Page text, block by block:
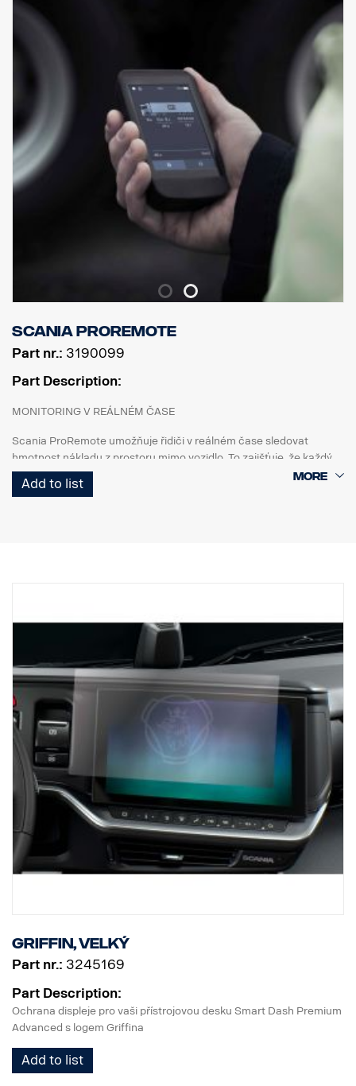
Scania ProRemote
Part nr.: 3190099
Part Description:
MONITORING V REÁLNÉM ČASE
Scania ProRemote umožňuje řidiči v reálném čase sledovat
hmotnost nákladu z prostoru mimo vozidlo. To zajišťuje, že každý
náklad bude dokonale vyvážen a odpovídat omezením hmotnosti a
odvětvovým předpisům.
generací nákladních vozidel NTG s elektrickým systémem
SESAMM7. Zkontrolujte prosím místní homologační předpisy
týkající se kybernetické bezpečnosti GSR, protože tento výrobek
není zahrnut ve schválení Scania VWTA kompletního vozidla.
AUTOMATICKÁ DETEKCE NÁPRAV:
Jednotka přijímače automaticky detekuje počet náprav přívěsu a
zajišťuje tak, že získáte informace potřebné pro bezpečnou a
efektivní nakládku.
POHODLÍ:
Magnetická nabíjecí základna Scania ProRemote a připojení USB-
C zajišťují, že je zařízení vždy připraveno k použití, což zkracuje
prostoje a udržuje vysokou provozuschopnost nákladního vozidla.
exkluzivní pro značku SCANIA, takže každá cesta je bezpečná a
jednoduchá.
Add to list
Griffin, velký
Part nr.: 3245169
Part Description:
Ochrana displeje pro vaši přístrojovou desku Smart Dash Premium
Advanced s logem Griffina
Add to list